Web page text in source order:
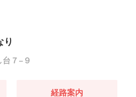
７−９
経路案内